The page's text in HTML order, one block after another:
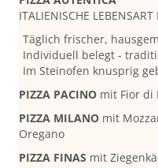
ITALIENISCHE
Täglich frischer,
Individuell belegt -
Im Steinofen knusprig
PIZZA PACINO mit Fior di
PIZZA MILANO mit
Oregano
PIZZA FINAS mit